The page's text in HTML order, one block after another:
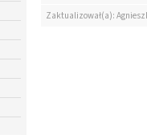
Zaktualizował(a):